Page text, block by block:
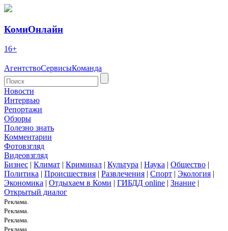
КомиОнлайн
16+
АгентствоСервисыКоманда
Новости
Интервью
Репортажи
Обзоры
Полезно знать
Комментарии
Фотовзгляд
Видеовзгляд
Бизнес | Климат | Криминал | Культура | Наука | Общество |
Политика | Происшествия | Развлечения | Спорт | Экология |
Экономика | Отдыхаем в Коми | ГИБДД online | Знание |
Открытый диалог
Реклама.
Реклама.
Реклама.
Реклама.